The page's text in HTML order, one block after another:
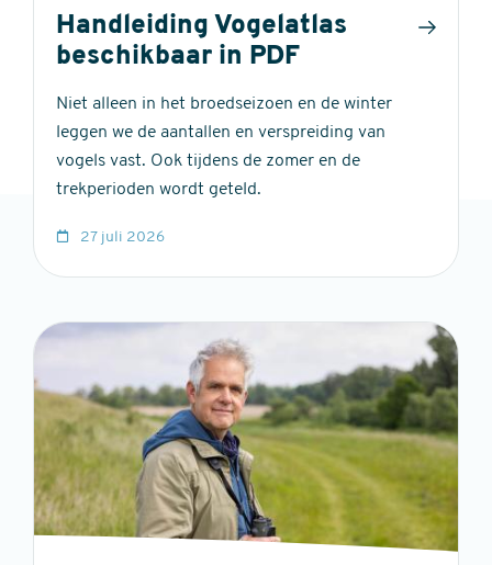
Handleiding Vogelatlas
beschikbaar in PDF
Niet alleen in het broedseizoen en de winter
leggen we de aantallen en verspreiding van
vogels vast. Ook tijdens de zomer en de
trekperioden wordt geteld.
27 juli 2026